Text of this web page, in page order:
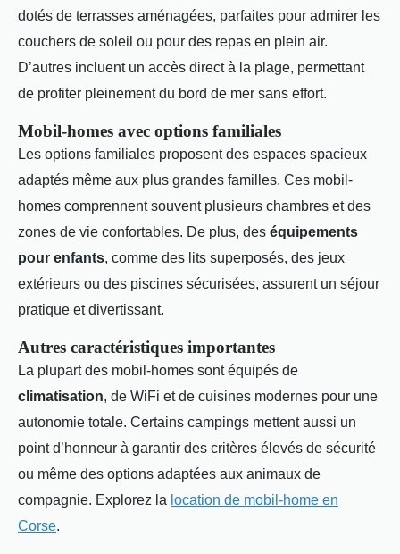
dotés de terrasses aménagées, parfaites pour admirer les
couchers de soleil ou pour des repas en plein air.
D’autres incluent un accès direct à la plage, permettant
de profiter pleinement du bord de mer sans effort.
Mobil-homes avec options familiales
Les options familiales proposent des espaces spacieux
adaptés même aux plus grandes familles. Ces mobil-
homes comprennent souvent plusieurs chambres et des
zones de vie confortables. De plus, des équipements
pour enfants , comme des lits superposés, des jeux
extérieurs ou des piscines sécurisées, assurent un séjour
pratique et divertissant.
Autres caractéristiques importantes
La plupart des mobil-homes sont équipés de
climatisation , de WiFi et de cuisines modernes pour une
autonomie totale. Certains campings mettent aussi un
point d’honneur à garantir des critères élevés de sécurité
ou même des options adaptées aux animaux de
compagnie. Explorez la location de mobil-home en
Corse